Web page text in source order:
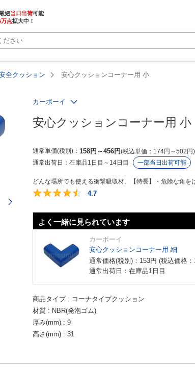
短当日出荷
万点拡大中！
全クッション 安心クッションコーナー用 小
カーボーイ
安心クッションコーナー用 小
通常単価(税別) 158円 ～456円 税込単価 174円 ～502円
通常出荷日：在庫品1日目～14日目 一部当日出荷可能
どんな場所でも使える衝撃吸収材。【特長】・危険な角
4.7
よく一緒に見られています
カーボーイ
安心クッションコーナー用 細
通常価格(税別)： 153円 (税込価格：
通常出荷日：在庫品1日目
商品タイプ コーナタイプクッション
材質
NBR(発泡ゴム)
厚み(mm)
9
高さ(mm)
31